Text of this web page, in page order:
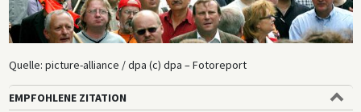
Quelle: picture-alliance / dpa (c) dpa – Fotoreport
EMPFOHLENE ZITATION